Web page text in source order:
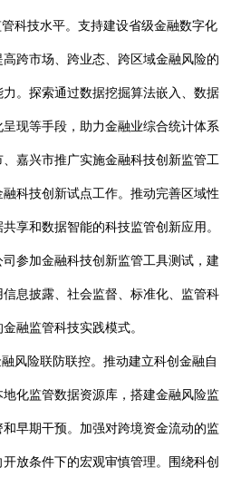
管科技水平。支持建设省级金融数字化
跨市场、跨业态、跨区域金融风险的
。探索通过数据挖掘算法嵌入、数据
现等手段，助力金融业综合统计体系
嘉兴市推广实施金融科技创新监管工
科技创新试点工作。推动完善区域性
享和数据智能的科技监管创新应用。
参加金融科技创新监管工具测试，建
息披露、社会监督、标准化、监管科
融监管科技实践模式。
融风险联防联控。推动建立科创金融自
化监管数据资源库，搭建金融风险监
早期干预。加强对跨境资金流动的监
放条件下的宏观审慎管理。围绕科创